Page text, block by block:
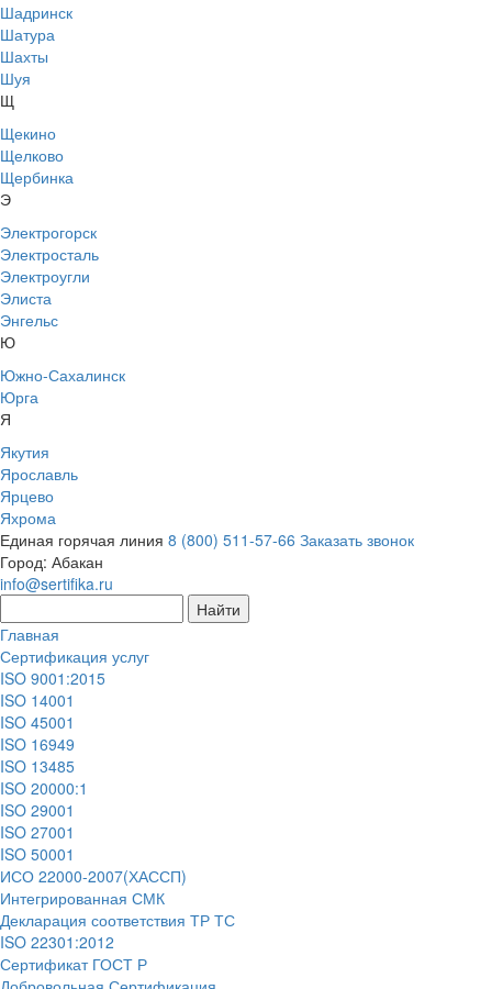
Шадринск
Шатура
Шахты
Шуя
Щ
Щекино
Щелково
Щербинка
Э
Электрогорск
Электросталь
Электроугли
Элиста
Энгельс
Ю
Южно-Сахалинск
Юрга
Я
Якутия
Ярославль
Ярцево
Яхрома
Единая горячая линия 8 (800) 511-57-66 Заказать звонок
Город: Абакан
info@sertifika.ru
Главная
Сертификация услуг
ISO 9001:2015
ISO 14001
ISO 45001
ISO 16949
ISO 13485
ISO 20000:1
ISO 29001
ISO 27001
ISO 50001
ИСО 22000-2007(ХАССП)
Интегрированная СМК
Декларация соответствия ТР ТС
ISO 22301:2012
Сертификат ГОСТ Р